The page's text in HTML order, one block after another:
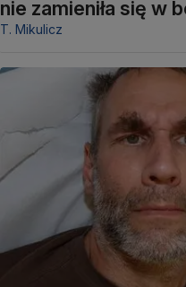
nie zamieniła się w
T. Mikulicz